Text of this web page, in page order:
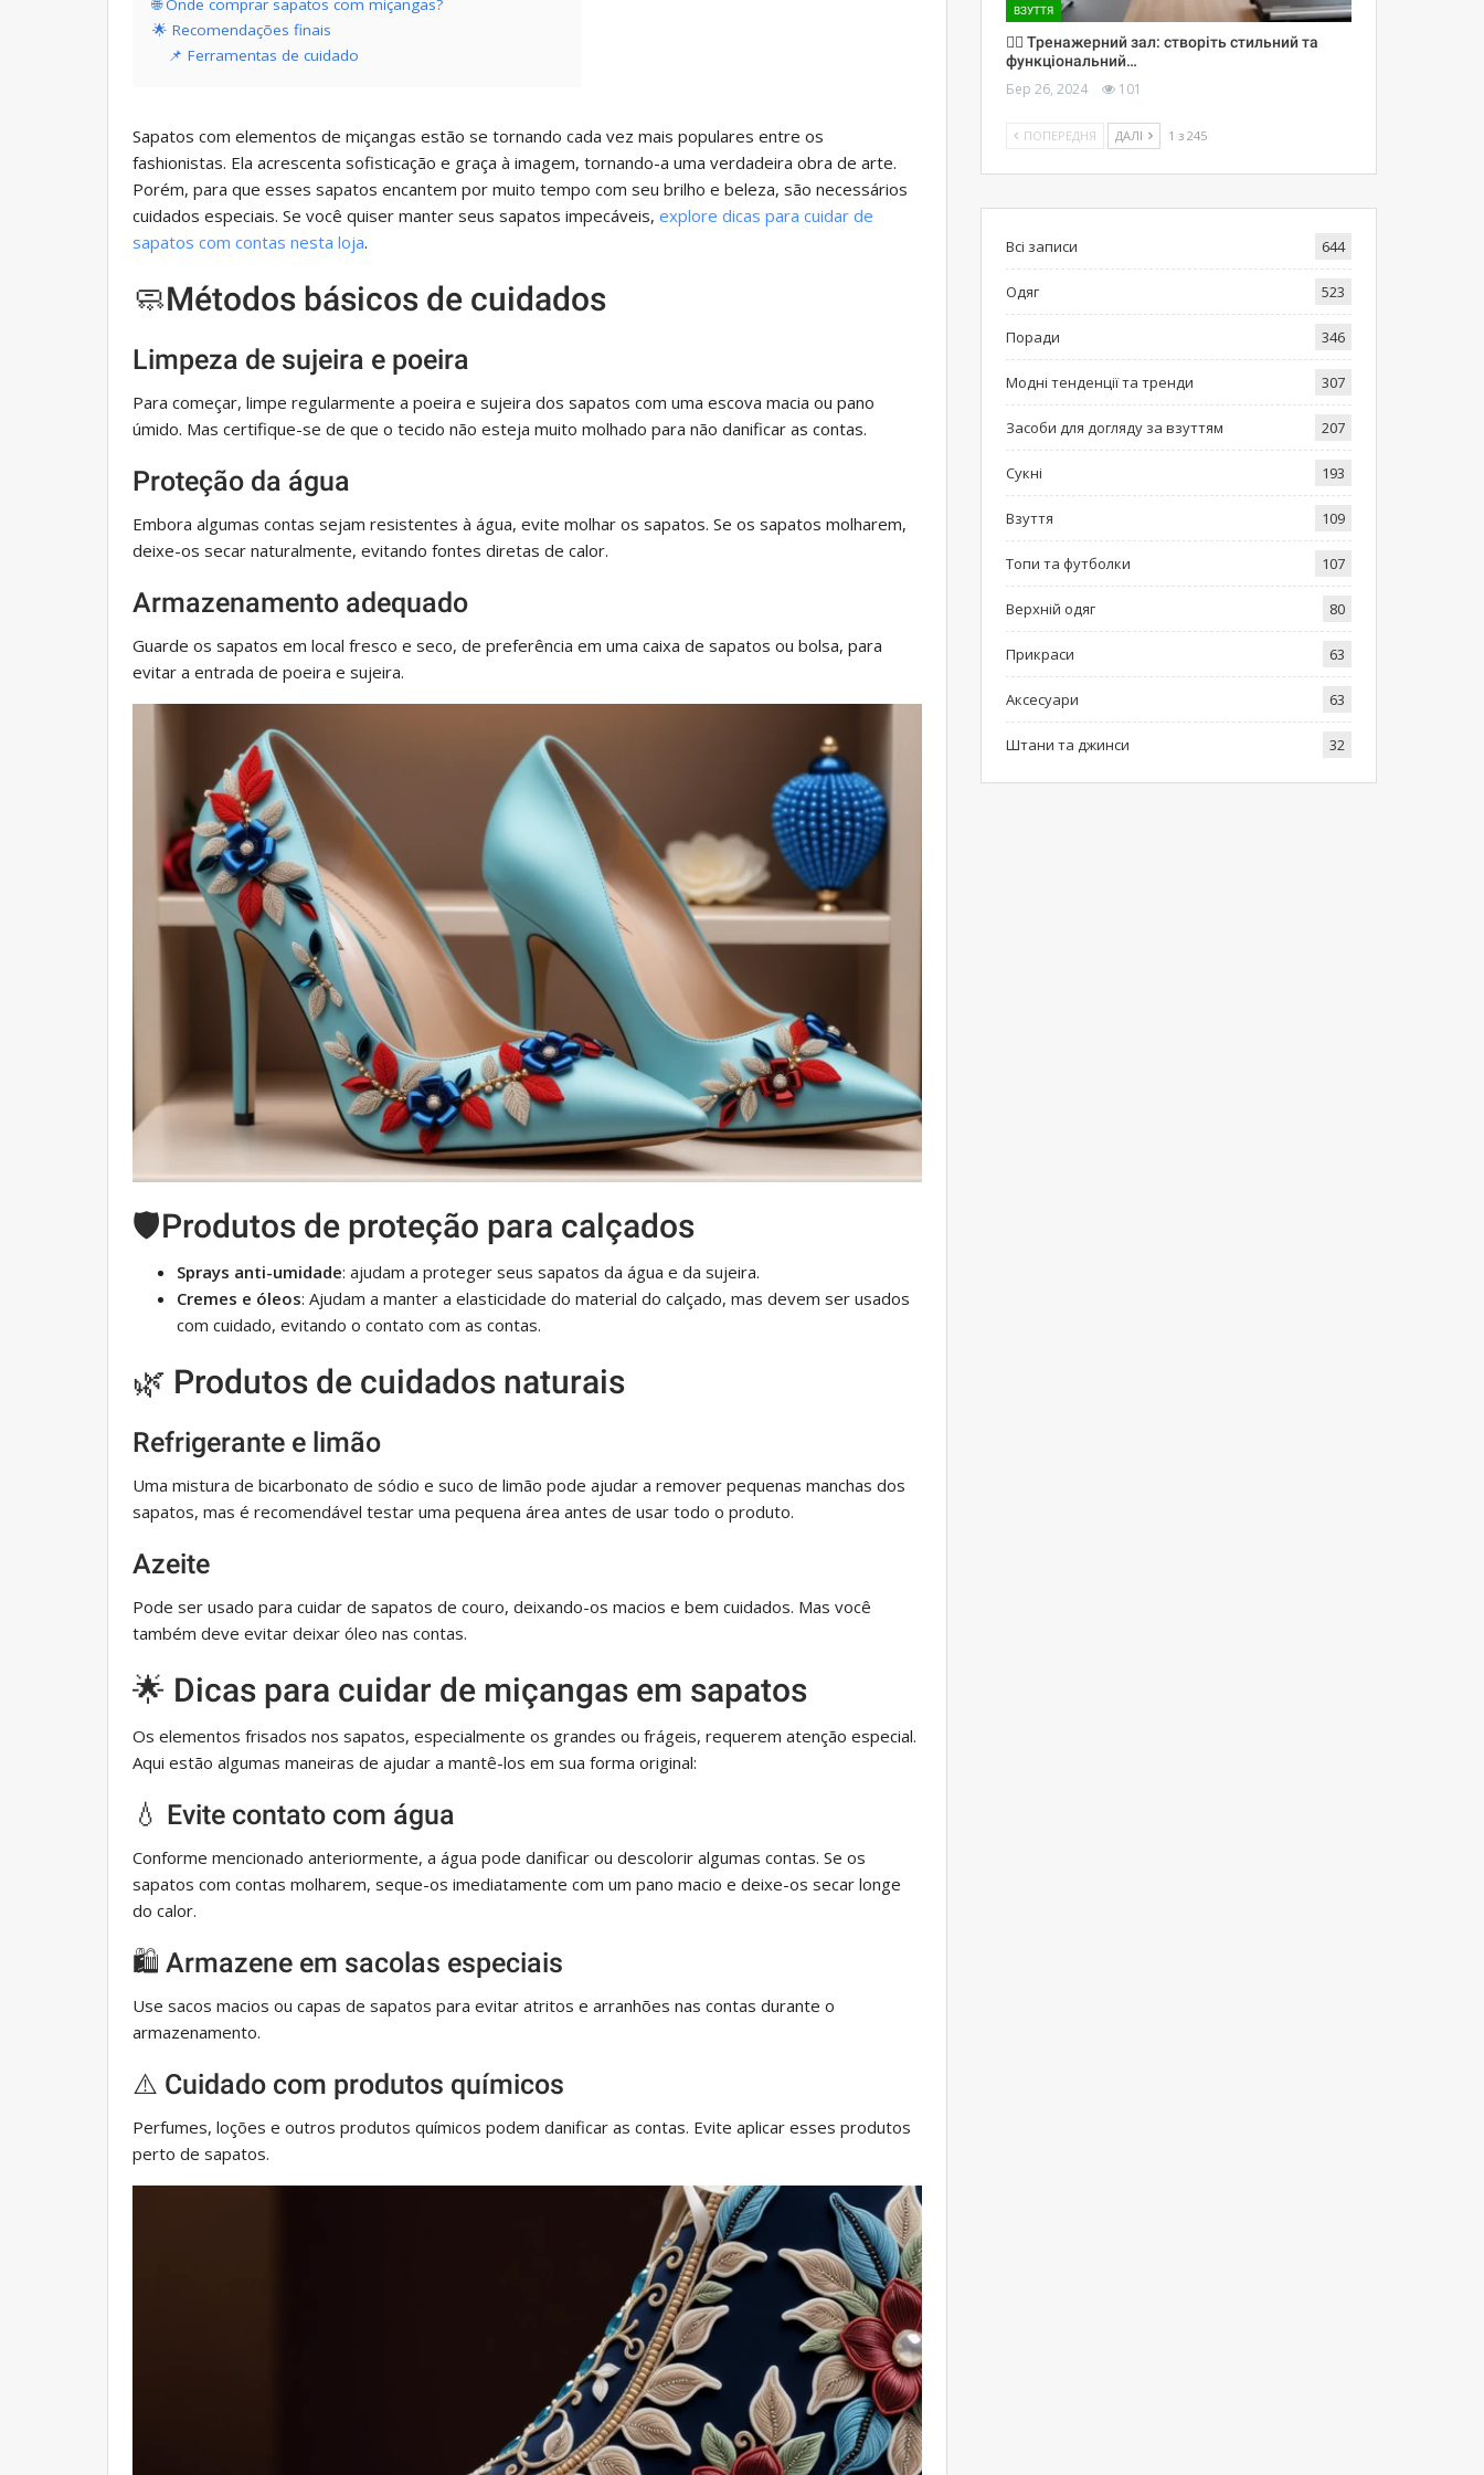
🌐 Onde comprar sapatos com miçangas?
🌟 Recomendações finais
📌 Ferramentas de cuidado
Sapatos com elementos de miçangas estão se tornando cada vez mais populares entre os
fashionistas. Ela acrescenta sofisticação e graça à imagem, tornando-a uma verdadeira obra de arte.
Porém, para que esses sapatos encantem por muito tempo com seu brilho e beleza, são necessários
cuidados especiais. Se você quiser manter seus sapatos impecáveis, explore dicas para cuidar de
sapatos com contas nesta loja.
🧼Métodos básicos de cuidados
Limpeza de sujeira e poeira
Para começar, limpe regularmente a poeira e sujeira dos sapatos com uma escova macia ou pano
úmido. Mas certifique-se de que o tecido não esteja muito molhado para não danificar as contas.
Proteção da água
Embora algumas contas sejam resistentes à água, evite molhar os sapatos. Se os sapatos molharem,
deixe-os secar naturalmente, evitando fontes diretas de calor.
Armazenamento adequado
Guarde os sapatos em local fresco e seco, de preferência em uma caixa de sapatos ou bolsa, para
evitar a entrada de poeira e sujeira.
🛡️Produtos de proteção para calçados
Sprays anti-umidade: ajudam a proteger seus sapatos da água e da sujeira.
Cremes e óleos: Ajudam a manter a elasticidade do material do calçado, mas devem ser usados ​​
com cuidado, evitando o contato com as contas.
🌿 Produtos de cuidados naturais
Refrigerante e limão
Uma mistura de bicarbonato de sódio e suco de limão pode ajudar a remover pequenas manchas dos
sapatos, mas é recomendável testar uma pequena área antes de usar todo o produto.
Azeite
Pode ser usado para cuidar de sapatos de couro, deixando-os macios e bem cuidados. Mas você
também deve evitar deixar óleo nas contas.
🌟 Dicas para cuidar de miçangas em sapatos
Os elementos frisados ​​​​nos sapatos, especialmente os grandes ou frágeis, requerem atenção especial.
Aqui estão algumas maneiras de ajudar a mantê-los em sua forma original:
💧 Evite contato com água
Conforme mencionado anteriormente, a água pode danificar ou descolorir algumas contas. Se os
sapatos com contas molharem, seque-os imediatamente com um pano macio e deixe-os secar longe
do calor.
🛍️ Armazene em sacolas especiais
Use sacos macios ou capas de sapatos para evitar atritos e arranhões nas contas durante o
armazenamento.
⚠️ Cuidado com produtos químicos
Perfumes, loções e outros produtos químicos podem danificar as contas. Evite aplicar esses produtos
perto de sapatos.
ВЗУТТЯ
🏋️‍♀️ Тренажерний зал: створіть стильний та
функціональний…
Бер 26, 2024 101
ПОПЕРЕДНЯ ДАЛІ 1 з 245
Всі записи 644
Одяг 523
Поради 346
Модні тенденції та тренди 307
Засоби для догляду за взуттям 207
Сукні 193
Взуття 109
Топи та футболки 107
Верхній одяг 80
Прикраси 63
Аксесуари 63
Штани та джинси 32